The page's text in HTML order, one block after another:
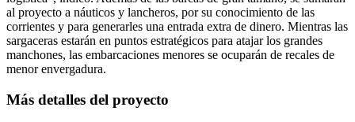
al proyecto a náuticos y lancheros, por su conocimiento de las
corrientes y para generarles una entrada extra de dinero. Mientras las
sargaceras estarán en puntos estratégicos para atajar los grandes
manchones, las embarcaciones menores se ocuparán de recales de
menor envergadura.
Más detalles del proyecto